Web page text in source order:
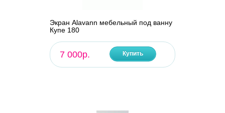
Экран Alavann мебельный под ванну
Купе 180
7 000р. Купить